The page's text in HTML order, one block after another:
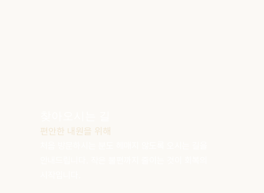
편안한 내원을 위해